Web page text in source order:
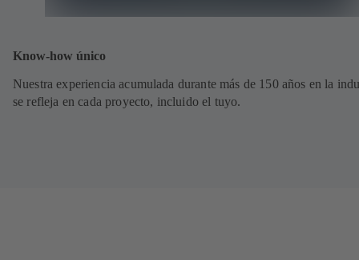
Know-how único
Nuestra experiencia acumulada durante más de 150 años en la
se refleja en cada proyecto, incluido el tuyo.